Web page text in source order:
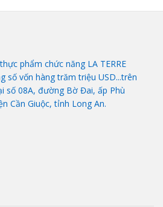
phẩm chức năng LA TERRE
số vốn hàng trăm triệu USD...trên
số 08A, đường Bờ Đai, ấp Phù
Cần Giuộc, tỉnh Long An.